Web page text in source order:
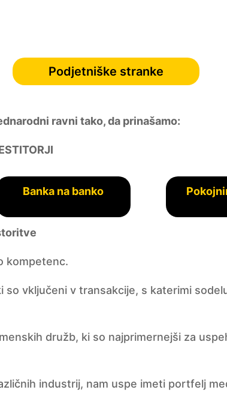
Podjetniške stranke
ravni tako, da prinašamo:
Banka na banko
kompetenc.
vključeni v transakcije, s katerimi
družb, ki so najprimernejši za
industrij, nam uspe imeti portfelj